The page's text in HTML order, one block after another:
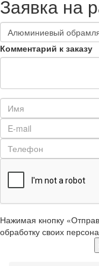
Заявка на
Комментарий к заказу
Нажимая кнопку
обработку своих